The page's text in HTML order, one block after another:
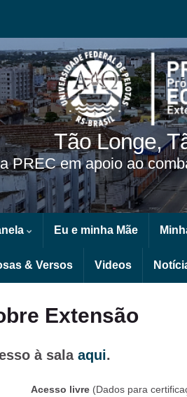
Tão Longe,
PREC em apoio ao
Eu e minha Mãe
& Versos Videos
Extensão
à sala aqui.
Acesso livre (Dados para